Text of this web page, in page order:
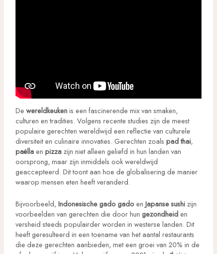
De wereldkeukenis een fascinerende mix van smaken,
culturen en tradities. Volgens recente studies zijn de meest
populaire gerechten wereldwijd een reflectie van culturele
diversiteit en culinaire innovaties. Gerechten zoals pad thai,
paëllaen pizzazijn niet alleen geliefd in hun landen van
oorsprong, maar zijn inmiddels ook wereldwijd
geaccepteerd. Dit toont aan hoe de globalisering de manier
waarop mensen eten heeft veranderd.
Bijvoorbeeld, Indonesische gado gadoen Japanse sushizijn
voorbeelden van gerechten die door hun gezondheiden
versheid steeds populairder worden in westerse landen. Dit
heeft geresulteerd in een toename van het aantal restaurants
die deze gerechten aanbieden, met een groei van 20% in de